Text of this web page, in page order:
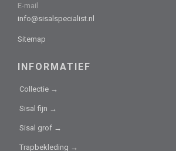
E-mail
info@sisalspecialist.nl
Sitemap
INFORMATIEF
Collectie →
Sisal fijn →
Sisal grof →
Trapbekleding →